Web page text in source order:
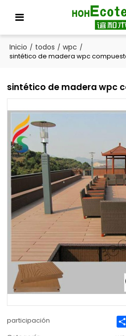
Inicio / todos / wpc /
sintético de madera wpc
sintético de madera wpc
participación